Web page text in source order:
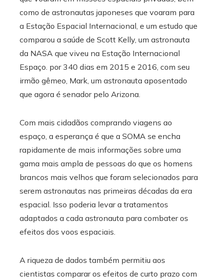
como de astronautas japoneses que voaram para
a Estação Espacial Internacional, e um estudo que
comparou a saúde de Scott Kelly, um astronauta
da NASA que viveu na Estação Internacional
Espaço. por 340 dias em 2015 e 2016, com seu
irmão gêmeo, Mark, um astronauta aposentado
que agora é senador pelo Arizona.
Com mais cidadãos comprando viagens ao
espaço, a esperança é que a SOMA se encha
rapidamente de mais informações sobre uma
gama mais ampla de pessoas do que os homens
brancos mais velhos que foram selecionados para
serem astronautas nas primeiras décadas da era
espacial. Isso poderia levar a tratamentos
adaptados a cada astronauta para combater os
efeitos dos voos espaciais.
A riqueza de dados também permitiu aos
cientistas comparar os efeitos de curto prazo com